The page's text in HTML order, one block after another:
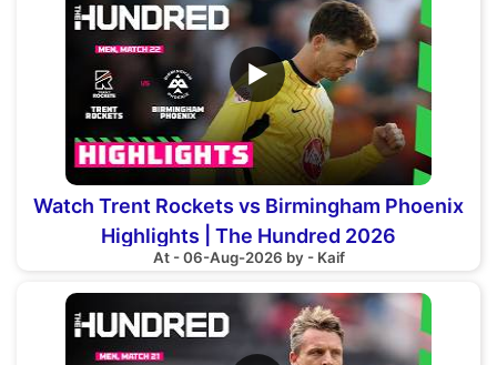
▶
Watch Trent Rockets vs Birmingham Phoenix
Highlights | The Hundred 2026
At - 06-Aug-2026 by - Kaif